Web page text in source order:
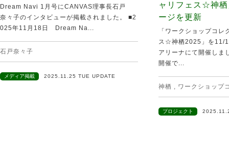
Dream Navi 1月号にCANVAS理事長石戸
奈々子のインタビューが掲載されました。 ■2
025年11月18日 Dream Na...
石戸奈々子
メディア掲載 2025.11.25 TUE UPDATE
ャリフェス☆神
ージを更新
「ワークショップコ
ス☆神栖2025」を11/
アリーナにて開催しま
開催で...
神栖 , ワークショップ
プロジェクト